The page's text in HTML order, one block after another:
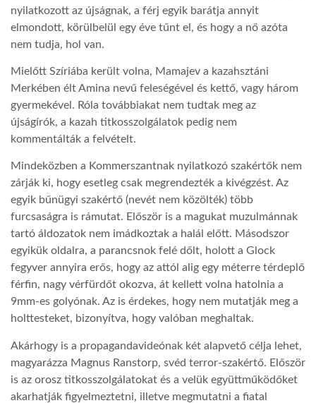
nyilatkozott az újságnak, a férj egyik barátja annyit
elmondott, körülbelül egy éve tűnt el, és hogy a nő azóta
nem tudja, hol van.
Mielőtt Szíriába került volna, Mamajev a kazahsztáni
Merkében élt Amina nevű feleségével és kettő, vagy három
gyermekével. Róla továbbiakat nem tudtak meg az
újságírók, a kazah titkosszolgálatok pedig nem
kommentálták a felvételt.
Mindeközben a Kommerszantnak nyilatkozó szakértők nem
zárják ki, hogy esetleg csak megrendezték a kivégzést. Az
egyik bűnügyi szakértő (nevét nem közölték) több
furcsaságra is rámutat. Először is a magukat muzulmánnak
tartó áldozatok nem imádkoztak a halál előtt. Másodszor
egyikük oldalra, a parancsnok felé dőlt, holott a Glock
fegyver annyira erős, hogy az attól alig egy méterre térdeplő
férfin, nagy vérfürdőt okozva, át kellett volna hatolnia a
9mm-es golyónak. Az is érdekes, hogy nem mutatják meg a
holttesteket, bizonyítva, hogy valóban meghaltak.
Akárhogy is a propagandavideónak két alapvető célja lehet,
magyarázza Magnus Ranstorp, svéd terror-szakértő. Először
is az orosz titkosszolgálatokat és a velük együttműködőket
akarhatják figyelmeztetni, illetve megmutatni a fiatal